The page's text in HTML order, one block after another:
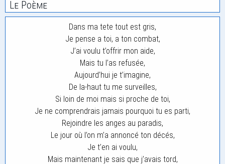
Le Poème
Dans ma tete tout est gris,
Je pense a toi, a ton combat,
J’ai voulu t’offrir mon aide,
Mais tu l’as refusée,
Aujourd’hui je t’imagine,
De la-haut tu me surveilles,
Si loin de moi mais si proche de toi,
Je ne comprendrais jamais pourquoi tu es parti,
Rejoindre les anges au paradis,
Le jour où l’on m’a annoncé ton décés,
Je t’en ai voulu,
Mais maintenant je sais que j’avais tord,